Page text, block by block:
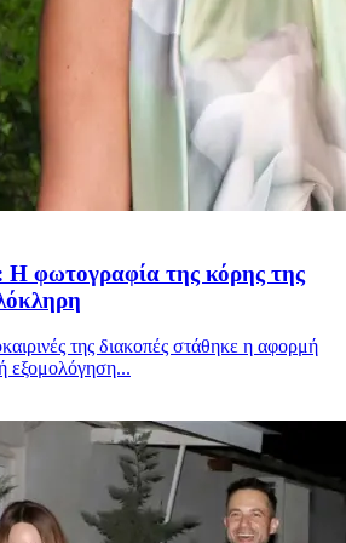
φωτογραφία της κόρης της
της διακοπές στάθηκε η αφορμή
εξομολόγηση...